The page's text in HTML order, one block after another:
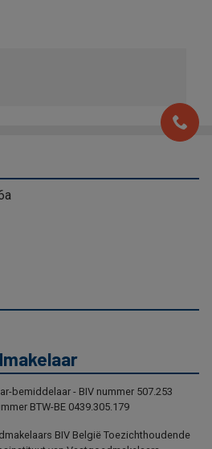
bemiddelaar - BIV nummer 507.253
BTW-BE 0439.305.179
BIV België Toezichthoudende